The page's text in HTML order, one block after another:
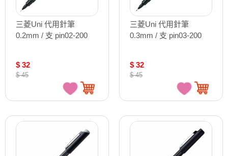
三菱Uni 代用針筆
0.2mm / 支 pin02-200
$ 32
$ 45
三菱Uni 代用針筆
0.3mm / 支 pin03-200
$ 32
$ 45